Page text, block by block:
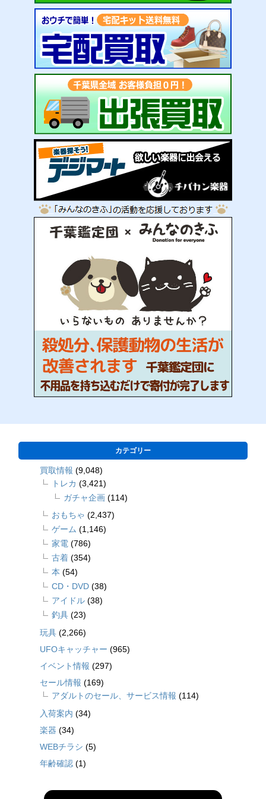
カテゴリー
買取情報 (9,048)
トレカ (3,421)
ガチャ企画 (114)
おもちゃ (2,437)
ゲーム (1,146)
家電 (786)
古着 (354)
本 (54)
CD・DVD (38)
アイドル (38)
釣具 (23)
玩具 (2,266)
UFOキャッチャー (965)
イベント情報 (297)
セール情報 (169)
アダルトのセール、サービス情報 (114)
入荷案内 (34)
楽器 (34)
WEBチラシ (5)
年齢確認 (1)